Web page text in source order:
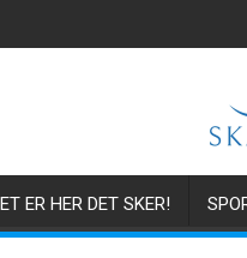
ER HER DET SKER!